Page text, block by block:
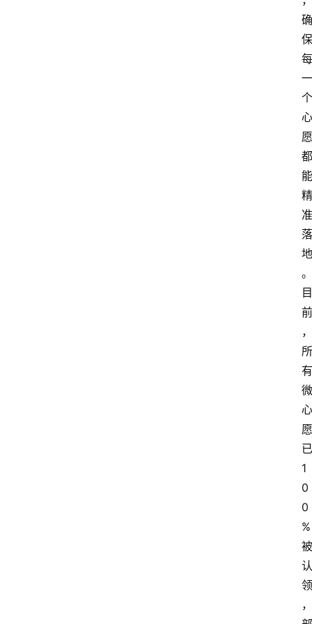
确
保
每
一
个
心
愿
都
能
精
准
落
地
。
目
前
，
所
有
微
心
愿
已
1
0
0
%
被
认
领
，